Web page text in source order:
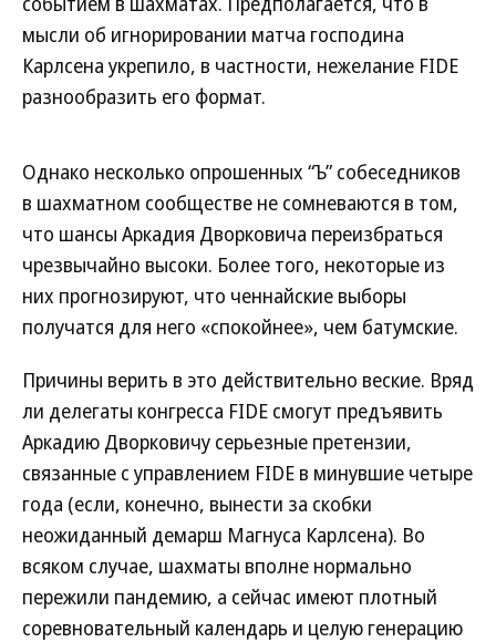
мысли об игнорировании матча господина
Карлсена укрепило, в частности, нежелание FIDE
разнообразить его формат.
Однако несколько опрошенных “Ъ” собеседников
в шахматном сообществе не сомневаются в том,
что шансы Аркадия Дворковича переизбраться
чрезвычайно высоки. Более того, некоторые из
них прогнозируют, что ченнайские выборы
получатся для него «спокойнее», чем батумские.
Причины верить в это действительно веские. Вряд
ли делегаты конгресса FIDE смогут предъявить
Аркадию Дворковичу серьезные претензии,
связанные с управлением FIDE в минувшие четыре
года (если, конечно, вынести за скобки
неожиданный демарш Магнуса Карлсена). Во
всяком случае, шахматы вполне нормально
пережили пандемию, а сейчас имеют плотный
соревновательный календарь и целую генерацию